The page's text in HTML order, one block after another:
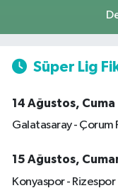
Süper Lig
14 Ağustos, Cuma
Galatasaray - Çorum
15 Ağustos,
Konyaspor - Rizespor